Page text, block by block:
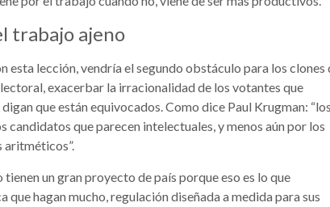
trabajo ajeno
esta lección, vendría el segundo obstáculo para los clones
exacerbar la irracionalidad de los votantes que
que están equivocados. Como dice Paul Krugman: “los
candidatos que parecen intelectuales, y menos aún por los
aritméticos”.
un gran proyecto de país porque eso es lo que
que hagan mucho, regulación diseñada a medida para sus